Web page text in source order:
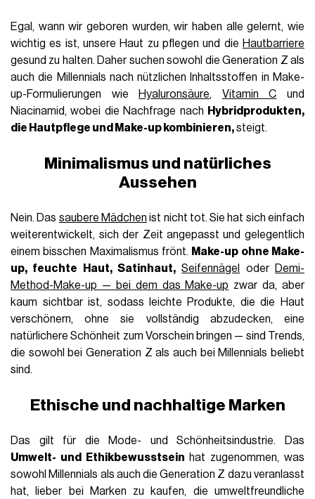
Egal, wann wir geboren wurden, wir haben alle gelernt, wie
wichtig es ist, unsere Haut zu pflegen und die Hautbarriere
gesund zu halten. Daher suchen sowohl die Generation Z als
auch die Millennials nach nützlichen Inhaltsstoffen in Make-
up-Formulierungen wie
Hyaluronsäure, Vitamin C und
Niacinamid, wobei die Nachfrage nach Hybridprodukten,
die Hautpflege und Make-up kombinieren,steigt.
Minimalismus und natürliches
Aussehen
Nein. Das saubere Mädchen ist nicht tot. Sie hat sich einfach
weiterentwickelt, sich der Zeit angepasst und gelegentlich
einem bisschen Maximalismus frönt. Make-up ohne Make-
up, feuchte Haut, Satinhaut, Seifennägel oder Demi-
Method-Make-up — bei dem das Make-up zwar da, aber
kaum sichtbar ist, sodass leichte Produkte, die die Haut
verschönern, ohne sie vollständig abzudecken, eine
natürlichere Schönheit zum Vorschein bringen — sind Trends,
die sowohl bei Generation Z als auch bei Millennials beliebt
sind.
Ethische und nachhaltige Marken
Das gilt für die Mode- und Schönheitsindustrie. Das
Umwelt- und Ethikbewusstsein hat zugenommen, was
sowohl Millennials als auch die Generation Z dazu veranlasst
hat, lieber bei Marken zu kaufen, die umweltfreundliche